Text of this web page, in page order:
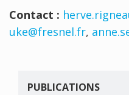
Contact :
uke@fresnel.fr,
PUBLICATIONS